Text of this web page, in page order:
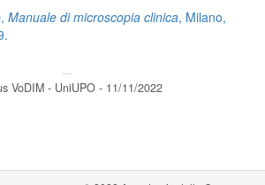
Manuale di microscopia clinica, Milano,
---
VoDIM - UniUPO - 11/11/2022